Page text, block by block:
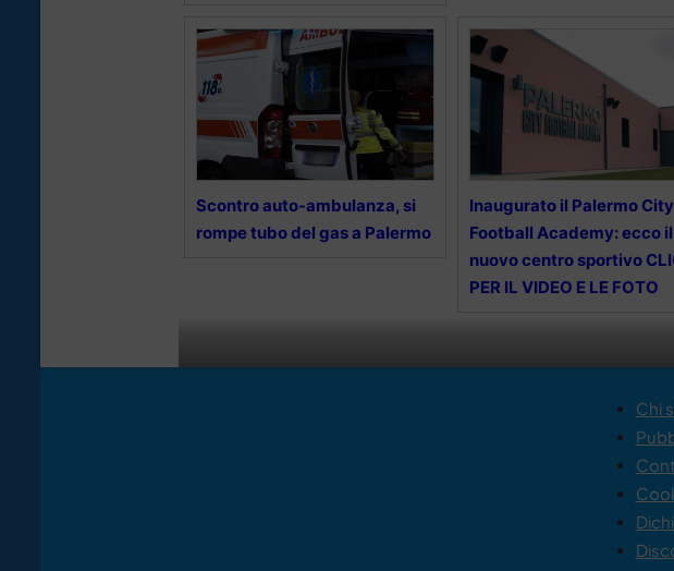
Scontro auto-ambulanza, si
rompe tubo del gas a Palermo
Inaugurato il Palermo City
Football Academy: ecco il
nuovo centro sportivo
PER IL VIDEO E LE FOTO
Chi